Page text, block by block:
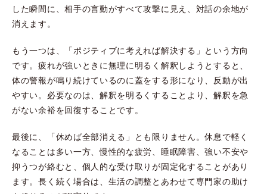
した瞬間に、相手の言動がすべて攻撃に見え、対話の余地が
消えます。
もう一つは、「ポジティブに考えれば解決する」という方向
です。疲れが強いときに無理に明るく解釈しようとすると、
体の警報が鳴り続けているのに蓋をする形になり、反動が出
やすい。必要なのは、解釈を明るくすることより、解釈を急
がない余裕を回復することです。
最後に、「休めば全部消える」とも限りません。休息で軽く
なることは多い一方、慢性的な疲労、睡眠障害、強い不安や
抑うつが絡むと、個人的な受け取りが固定化することがあり
ます。長く続く場合は、生活の調整とあわせて専門家の助け